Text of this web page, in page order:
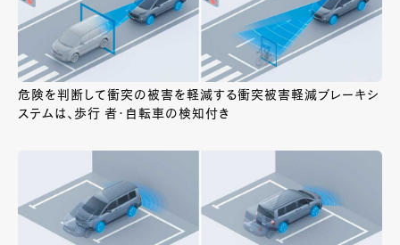
危険を判断して衝突の被害を軽減する衝突被害軽減ブレーキシ
ステムは、歩行 者・自転車の検知付き